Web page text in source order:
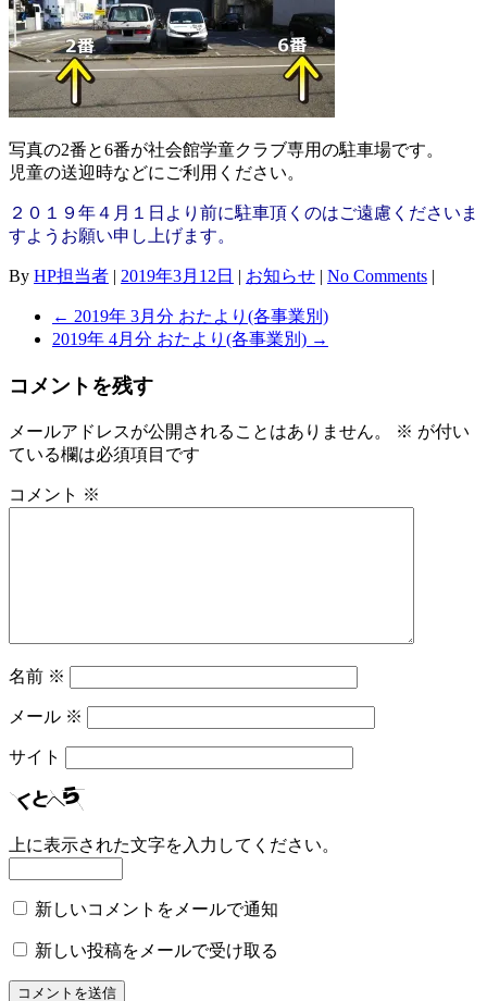
写真の2番と6番が社会館学童クラブ専用の駐車場です。
児童の送迎時などにご利用ください。
２０１９年４月１日より前に駐車頂くのはご遠慮くださいま
すようお願い申し上げます。
By HP担当者 | 2019年3月12日 | お知らせ | No Comments |
← 2019年 3月分 おたより(各事業別)
2019年 4月分 おたより(各事業別) →
コメントを残す
メールアドレスが公開されることはありません。 ※ が付い
ている欄は必須項目です
コメント ※
名前 ※
メール ※
サイト
上に表示された文字を入力してください。
新しいコメントをメールで通知
新しい投稿をメールで受け取る